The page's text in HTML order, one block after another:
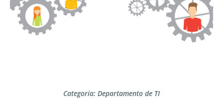
Categoria: Departamento de TI